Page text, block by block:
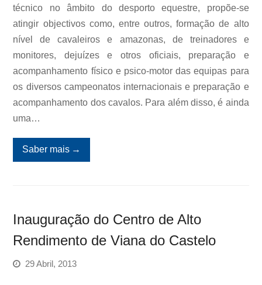
técnico no âmbito do desporto equestre, propõe-se
atingir objectivos como, entre outros, formação de alto
nível de cavaleiros e amazonas, de treinadores e
monitores, dejuízes e otros oficiais, preparação e
acompanhamento físico e psico-motor das equipas para
os diversos campeonatos internacionais e preparação e
acompanhamento dos cavalos. Para além disso, é ainda
uma…
Saber mais →
Inauguração do Centro de Alto
Rendimento de Viana do Castelo
29 Abril, 2013